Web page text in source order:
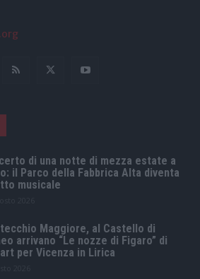
di una notte di mezza estate a
il Parco della Fabbrica Alta diventa
musicale
Maggiore, al Castello di
arrivano “Le nozze di Figaro” di
per Vicenza in Lirica